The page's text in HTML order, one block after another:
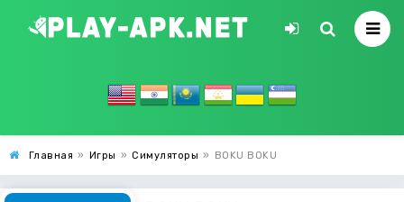
Главная » Игры » Симуляторы » BOKU BOKU